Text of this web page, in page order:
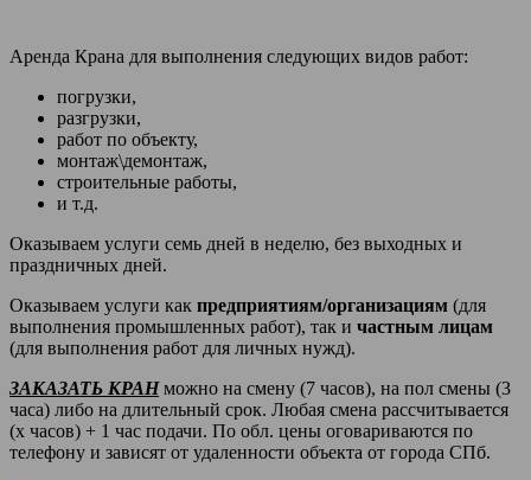
Аренда Крана для выполнения следующих видов работ:
погрузки,
разгрузки,
работ по объекту,
монтаж\демонтаж,
строительные работы,
и т.д.
Оказываем услуги семь дней в неделю, без выходных и
праздничных дней.
Оказываем услуги как предприятиям/организациям (для
выполнения промышленных работ), так и частным лицам
(для выполнения работ для личных нужд).
ЗАКАЗАТЬ КРАНможно на смену (7 часов), на пол смены (3
часа) либо на длительный срок. Любая смена рассчитывается
(х часов) + 1 час подачи. По обл. цены оговариваются по
телефону и зависят от удаленности объекта от города СПб.